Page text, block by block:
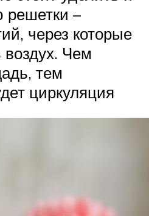
решетки –
через которые
воздух. Чем
тем
циркуляция